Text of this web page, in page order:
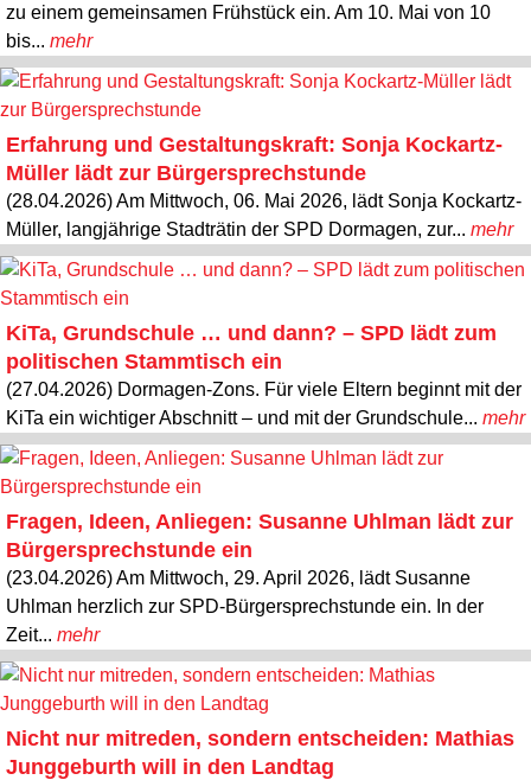
zu einem gemeinsamen Frühstück ein. Am 10. Mai von 10
bis... mehr
Erfahrung und Gestaltungskraft: Sonja Kockartz-
Müller lädt zur Bürgersprechstunde
(28.04.2026) Am Mittwoch, 06. Mai 2026, lädt Sonja Kockartz-
Müller, langjährige Stadträtin der SPD Dormagen, zur... mehr
KiTa, Grundschule … und dann? – SPD lädt zum
politischen Stammtisch ein
(27.04.2026) Dormagen-Zons. Für viele Eltern beginnt mit der
KiTa ein wichtiger Abschnitt – und mit der Grundschule... mehr
Fragen, Ideen, Anliegen: Susanne Uhlman lädt zur
Bürgersprechstunde ein
(23.04.2026) Am Mittwoch, 29. April 2026, lädt Susanne
Uhlman herzlich zur SPD-Bürgersprechstunde ein. In der
Zeit... mehr
Nicht nur mitreden, sondern entscheiden: Mathias
Junggeburth will in den Landtag